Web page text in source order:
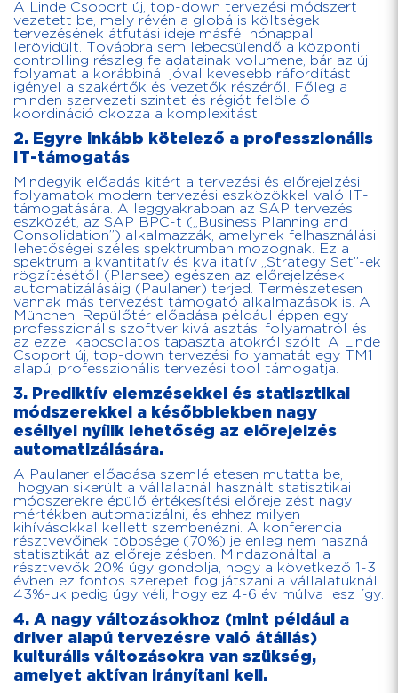
A Linde Csoport új, top-down tervezési módszert
vezetett be, mely révén a globális költségek
tervezésének átfutási ideje másfél hónappal
lerövidült. Továbbra sem lebecsülendő a központi
controlling részleg feladatainak volumene, bár az új
folyamat a korábbinál jóval kevesebb ráfordítást
igényel a szakértők és vezetők részéről. Főleg a
minden szervezeti szintet és régiót felölelő
koordináció okozza a komplexitást.
2. Egyre inkább kötelező a professzionális
IT-támogatás
Mindegyik előadás kitért a tervezési és előrejelzési
folyamatok modern tervezési eszközökkel való IT-
támogatására. A leggyakrabban az SAP tervezési
eszközét, az SAP BPC-t („Business Planning and
Consolidation”) alkalmazzák, amelynek felhasználási
lehetőségei széles spektrumban mozognak. Ez a
spektrum a kvantitatív és kvalitatív „Strategy Set”-ek
rögzítésétől (Plansee) egészen az előrejelzések
automatizálásáig (Paulaner) terjed. Természetesen
vannak más tervezést támogató alkalmazások is. A
Müncheni Repülőtér előadása például éppen egy
professzionális szoftver kiválasztási folyamatról és
az ezzel kapcsolatos tapasztalatokról szólt. A Linde
Csoport új, top-down tervezési folyamatát egy TM1
alapú, professzionális tervezési tool támogatja.
3. Prediktív elemzésekkel és statisztikai
módszerekkel a későbbiekben nagy
eséllyel nyílik lehetőség az előrejelzés
automatizálására.
A Paulaner előadása szemléletesen mutatta be,
hogyan sikerült a vállalatnál használt statisztikai
módszerekre épülő értékesítési előrejelzést nagy
mértékben automatizálni, és ehhez milyen
kihívásokkal kellett szembenézni. A konferencia
résztvevőinek többsége (70%) jelenleg nem használ
statisztikát az előrejelzésben. Mindazonáltal a
résztvevők 20% úgy gondolja, hogy a következő 1-3
évben ez fontos szerepet fog játszani a vállalatuknál.
43%-uk pedig úgy véli, hogy ez 4-6 év múlva lesz így.
4. A nagy változásokhoz (mint például a
driver alapú tervezésre való átállás)
kulturális változásokra van szükség,
amelyet aktívan irányítani kell.